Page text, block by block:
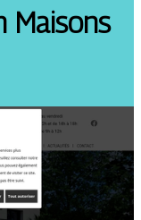
Maisons